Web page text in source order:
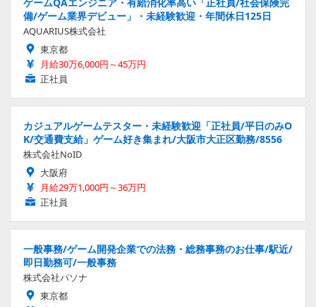
備/ゲーム業界デビュー」・未経験歓迎・年間休日125日
AQUARIUS株式会社
東京都
月給30万6,000円～45万円
正社員
カジュアルゲームテスター・未経験歓迎「正社員/平日のみO
K/交通費支給」ゲーム好き集まれ/大阪市大正区勤務/8556
株式会社NoID
大阪府
月給29万1,000円～36万円
正社員
一般事務/ゲーム開発企業での法務・総務事務のお仕事/駅近/
即日勤務可/一般事務
株式会社パソナ
東京都